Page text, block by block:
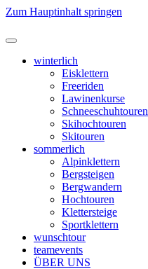
Zum Hauptinhalt springen
winterlich
Eisklettern
Freeriden
Lawinenkurse
Schneeschuhtouren
Skihochtouren
Skitouren
sommerlich
Alpinklettern
Bergsteigen
Bergwandern
Hochtouren
Klettersteige
Sportklettern
wunschtour
teamevents
ÜBER UNS